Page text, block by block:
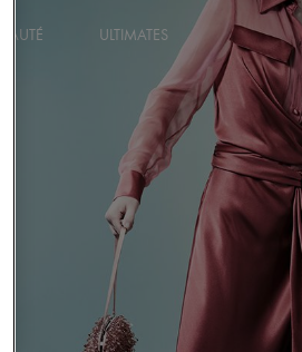
BEAUTÉ ULTIMATES